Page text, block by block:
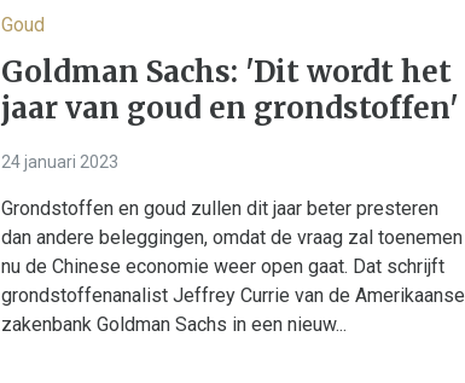
Goud
Goldman Sachs: 'Dit wordt het
jaar van goud en grondstoffen'
24 januari 2023
Grondstoffen en goud zullen dit jaar beter presteren
dan andere beleggingen, omdat de vraag zal toenemen
nu de Chinese economie weer open gaat. Dat schrijft
grondstoffenanalist Jeffrey Currie van de Amerikaanse
zakenbank Goldman Sachs in een nieuw...